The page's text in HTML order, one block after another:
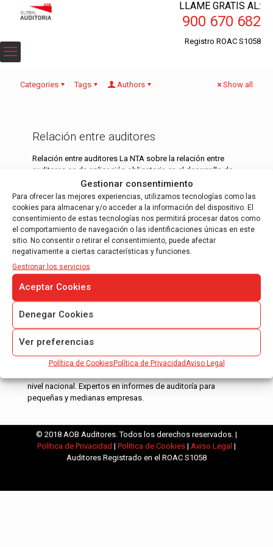
Gestionar consentimiento
Para ofrecer las mejores experiencias, utilizamos tecnologías como las
cookies para almacenar y/o acceder a la información del dispositivo. El
consentimiento de estas tecnologías nos permitirá procesar datos como
el comportamiento de navegación o las identificaciones únicas en este
sitio. No consentir o retirar el consentimiento, puede afectar
negativamente a ciertas características y funciones.
Gestionar los servicios
Aceptar Cookies
Denegar Cookies
Ver preferencias
Política de CookiesPolítica de Privacidad Aviso Legal
LLAME GRATIS AL:
900 670 682
Registro ROAC S1058
Categories Tags Authors Show all
Relación entre auditores
Relación entre auditores La NTA sobre la relación entre
auditores es de aplicación obligatoria en el desarrollo de
los trabajos de auditoría de cuentas relativos a
Read more
AOB Auditores es una empresa de auditoría de cuentas
nivel nacional. Expertos en informes de auditoría para
pequeñas y medianas empresas.
© 2018 AOB Auditores. Todos los derechos reservados. |
Política de Privacidad | Política de Cookies | Aviso Legal |
Auditores Registrado en el ROAC S1058